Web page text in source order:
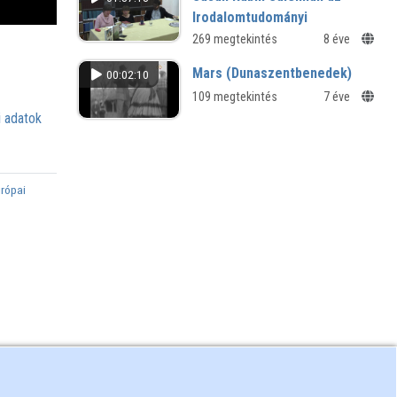
adatok
Irodalomtudományi
Intézetben
kutatásairól
269 megtekintés 8 éve
00:02:10 Mars (Dunaszentbenedek)
109 megtekintés 7 éve